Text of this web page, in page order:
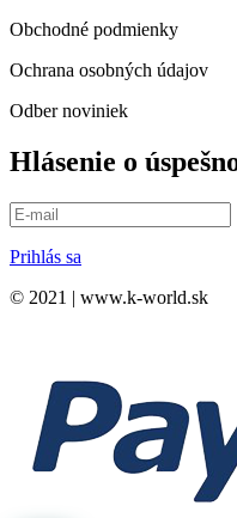
Obchodné podmienky
Ochrana osobných údajov
Odber noviniek
Hlásenie o
Prihlás sa
© 2021 | www.k-world.sk